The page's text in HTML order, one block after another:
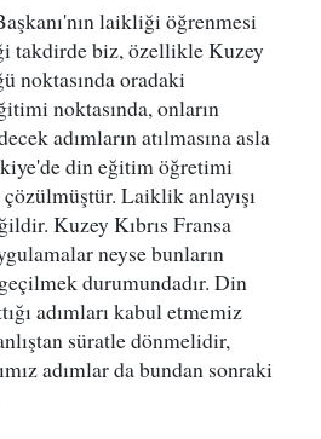
laikliği öğrenmesi
takdirde biz, özellikle Kuzey
noktasında oradaki
noktasında, onların
adımların atılmasına asla
din eğitim öğretimi
Laiklik anlayışı
Kuzey Kıbrıs Fransa
neyse bunların
durumundadır. Din
adımları kabul etmemiz
süratle dönmelidir,
adımlar da bundan sonraki